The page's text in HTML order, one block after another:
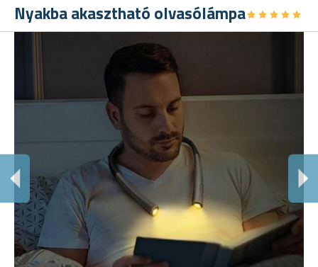
Nyakba akasztható olvasólámpa★★★★★
★★★★★